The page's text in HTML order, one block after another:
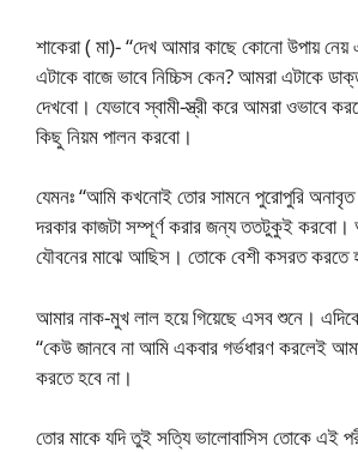
শাকেরা ( মা)- “দেখ আমার কাছে কোনো উপায়
এটাকে বাজে ভাবে নিচ্চিস কেন? আমরা এটাকে
দেখবো। যেভাবে স্বামী-স্ত্রী করে আমরা ওভাবে
কিছু নিয়ম পালন করবো।
যেমনঃ “আমি কখনোই তোর সামনে পুরোপুরি
দরকার কাজটা সম্পূর্ণ করার জন্য ততটুকুই
যৌবনের মাঝে আছিস। তোকে বেশী কসরত করতে
আমার নাক-মুখ লাল হয়ে গিয়েছে এসব শুনে।
“কেউ জানবে না আমি একবার গর্ভধারণ করলেই
করতে হবে না।
তোর মাকে যদি তুই সত্যি ভালোবাসিস তোকে এই